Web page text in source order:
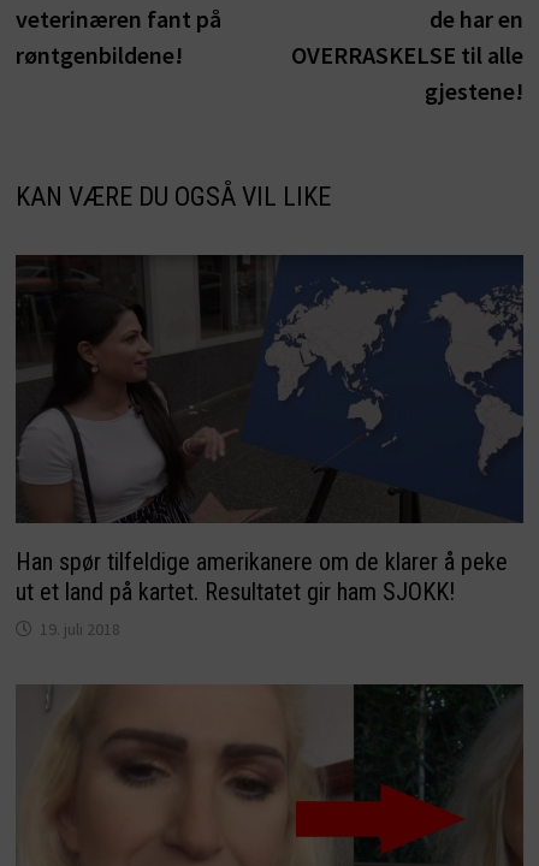
veterinæren fant på
røntgenbildene!
de har en
OVERRASKELSE til alle
gjestene!
KAN VÆRE DU OGSÅ VIL LIKE
Han spør tilfeldige amerikanere om de klarer å peke
ut et land på kartet. Resultatet gir ham SJOKK!
19. juli 2018